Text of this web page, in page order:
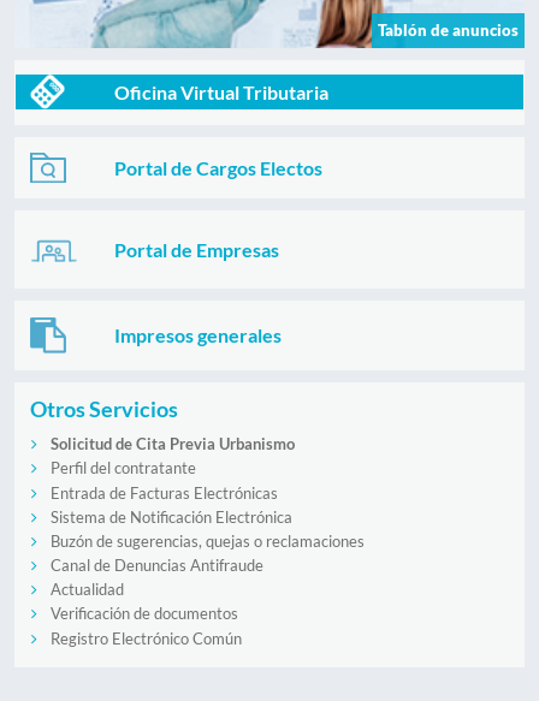
Tablón de anuncios
Oficina Virtual Tributaria
Portal de Cargos Electos
Portal de Empresas
Impresos generales
Otros Servicios
Solicitud de Cita Previa Urbanismo
Perfil del contratante
Entrada de Facturas Electrónicas
Sistema de Notificación Electrónica
Buzón de sugerencias, quejas o reclamaciones
Canal de Denuncias Antifraude
Actualidad
Verificación de documentos
Registro Electrónico Común